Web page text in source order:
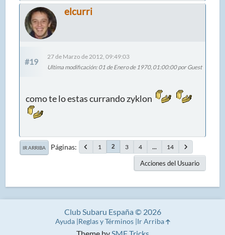
elcurri
#19
27 de Marzo de 2012, 09:49:03
Ultima modificación: 01 de Enero de 1970, 01:00:00 por Guest
como te lo estas currando zyklon
IR ARRIBA Páginas 1 2 3 4 ... 14
Acciones del Usuario
Club Subaru España © 2026
Ayuda Reglas y Términos Ir Arriba